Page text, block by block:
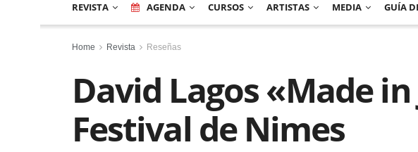
REVISTA AGENDA CURSOS ARTISTAS MEDIA GUÍA
Home Revista Reseñas
David Lagos «Made in
Festival de Nimes